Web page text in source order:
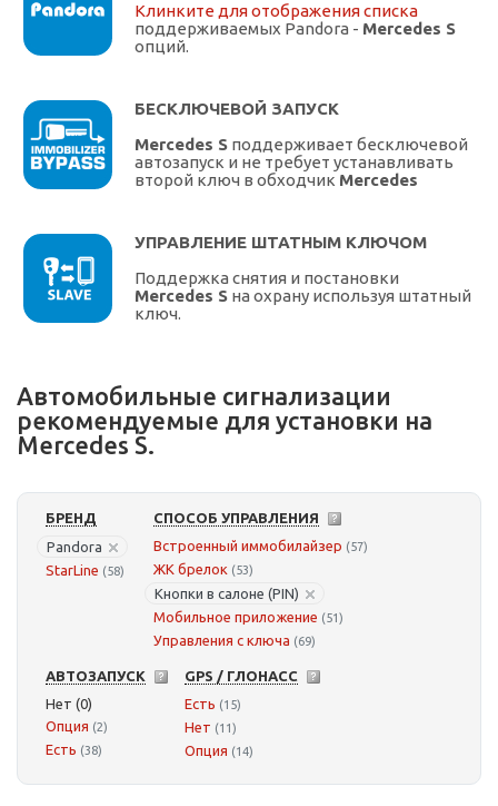
Клинките для отображения списка
поддерживаемых Pandora - Mercedes S
опций.
БЕСКЛЮЧЕВОЙ ЗАПУСК
Mercedes S поддерживает бесключевой
автозапуск и не требует устанавливать
второй ключ в обходчик Mercedes
УПРАВЛЕНИЕ ШТАТНЫМ КЛЮЧОМ
Поддержка снятия и постановки
Mercedes S на охрану используя штатный
ключ.
Автомобильные сигнализации
рекомендуемые для установки на
Mercedes S.
БРЕНД
Pandora
StarLine (58)
СПОСОБ УПРАВЛЕНИЯ
Встроенный иммобилайзер (57)
ЖК брелок (53)
Кнопки в салоне (PIN)
Мобильное приложение (51)
Управления с ключа (69)
АВТОЗАПУСК
Нет (0)
Опция (2)
Есть (38)
GPS / ГЛОНАСС
Есть (15)
Нет (11)
Опция (14)